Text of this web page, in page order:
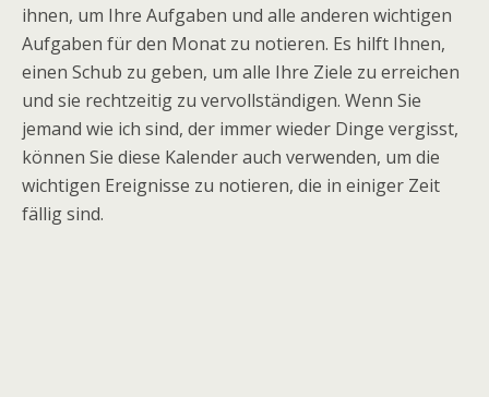
ihnen, um Ihre Aufgaben und alle anderen wichtigen
Aufgaben für den Monat zu notieren. Es hilft Ihnen,
einen Schub zu geben, um alle Ihre Ziele zu erreichen
und sie rechtzeitig zu vervollständigen. Wenn Sie
jemand wie ich sind, der immer wieder Dinge vergisst,
können Sie diese Kalender auch verwenden, um die
wichtigen Ereignisse zu notieren, die in einiger Zeit
fällig sind.